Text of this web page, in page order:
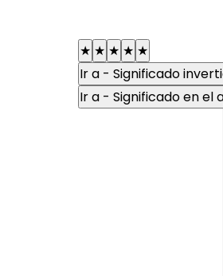
★ ★ ★ ★ ★
Ir a - Significado
Ir a - Significado en el